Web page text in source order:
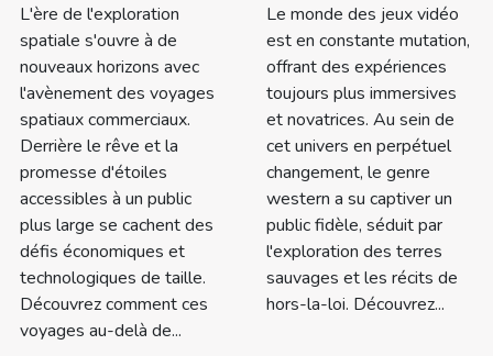
L'ère de l'exploration
spatiale s'ouvre à de
nouveaux horizons avec
l'avènement des voyages
spatiaux commerciaux.
Derrière le rêve et la
promesse d'étoiles
accessibles à un public
plus large se cachent des
défis économiques et
technologiques de taille.
Découvrez comment ces
voyages au-delà de...
Le monde des jeux vidéo
est en constante mutation,
offrant des expériences
toujours plus immersives
et novatrices. Au sein de
cet univers en perpétuel
changement, le genre
western a su captiver un
public fidèle, séduit par
l'exploration des terres
sauvages et les récits de
hors-la-loi. Découvrez...